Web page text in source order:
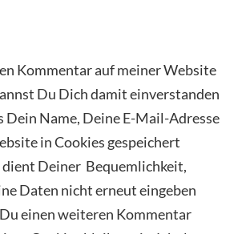
Kommentar auf meiner Website
Du Dich damit einverstanden
Dein Name, Deine E-Mail-Adresse
in Cookies gespeichert
dient Deiner Bequemlichkeit,
Daten nicht erneut eingeben
einen weiteren Kommentar